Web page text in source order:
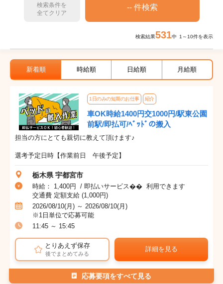
検索条件を
全てクリア
検索結果531中 1～10件を表示
新着順 時給順 日給順 月給順
1日のみの短期のお仕事 紹介
車OK時給1400円交1000円/駅東公園
前駅/即払可/ﾍﾞｯﾄﾞの搬入
担当の方にとても親切に教えて頂けます♪
選考予定日時【作業前日 午後予定】
栃木県 宇都宮市
時給： 1,400円 / 即払いサービス�� 利用できます
交通費 定額支給 (1,000円)
2026/08/10(月) ～ 2026/08/10(月)
※1日単位で応募可能
11:45 ～ 15:45
とりあえず保存
後でまとめてみる
詳細を見る
応募要項をすべて見る